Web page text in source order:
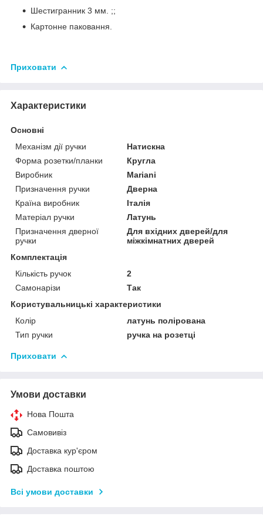
Шестигранник 3 мм. ;;
Картонне паковання.
Приховати
Характеристики
Основні
Механізм дії ручки
Натискна
Форма розетки/планки
Кругла
Виробник
Mariani
Призначення ручки
Дверна
Країна виробник
Італія
Матеріал ручки
Латунь
Призначення дверної
ручки
Для вхідних дверей/для
міжкімнатних дверей
Комплектація
Кількість ручок
2
Самонарізи
Так
Користувальницькі характеристики
Колір
латунь полірована
Тип ручки
ручка на розетці
Приховати
Умови доставки
Нова Пошта
Самовивіз
Доставка кур'єром
Доставка поштою
Всі умови доставки